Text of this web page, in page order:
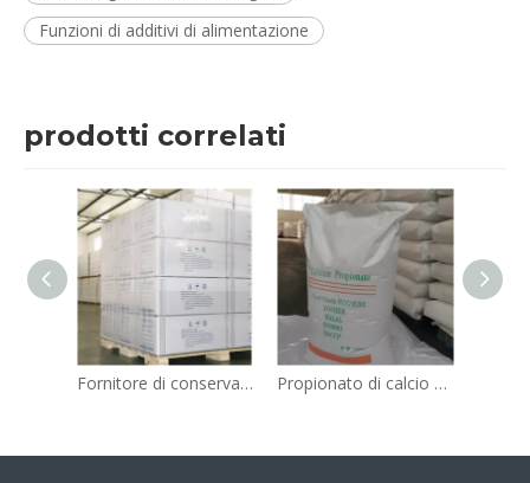
Funzioni di additivi di alimentazione
prodotti correlati
Fornitore di conservanti alimentari di grado alimentare al sorbato di potassio FCCIV E202 Propionato di calcio per uso alimentare sfuso, polvere bianca granulare bianca per prodotti da forno CAS 4075-81-4, sacco da 25 kg